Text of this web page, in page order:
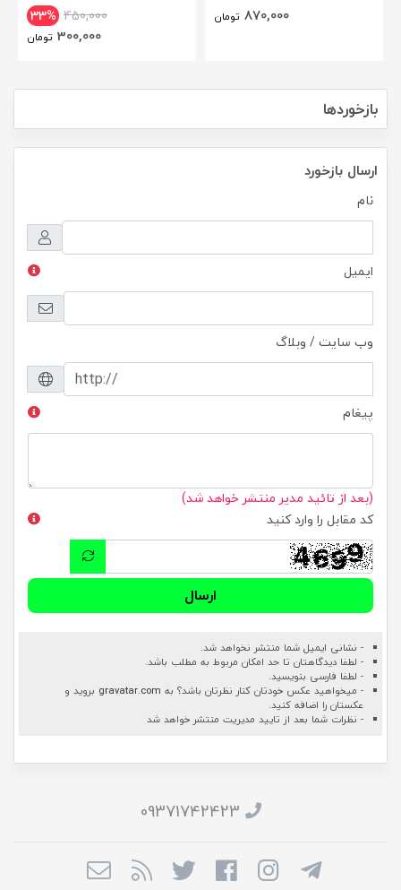
870,000 تومان 33% 450,000
300,000 تومان
بازخوردها
ارسال بازخورد
نام
ایمیل
وب سایت / وبلاگ
پیغام
(بعد از تائید مدیر منتشر خواهد شد)
کد مقابل را وارد کنید
ارسال
- نشانی ایمیل شما منتشر نخواهد شد.
- لطفا دیدگاهتان تا حد امکان مربوط به مطلب باشد.
- لطفا فارسی بنویسید.
- میخواهید عکس خودتان کنار نظرتان باشد؟ به gravatar.com بروید و
عکستان را اضافه کنید.
- نظرات شما بعد از تایید مدیریت منتشر خواهد شد
09371742423